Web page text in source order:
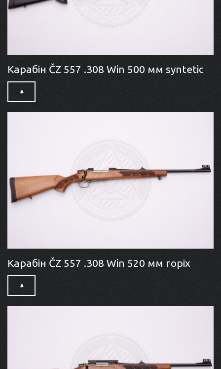
Карабін ČZ 557 .308 Win 500 мм syntetic
Карабін ČZ 557 .308 Win 520 мм горіх